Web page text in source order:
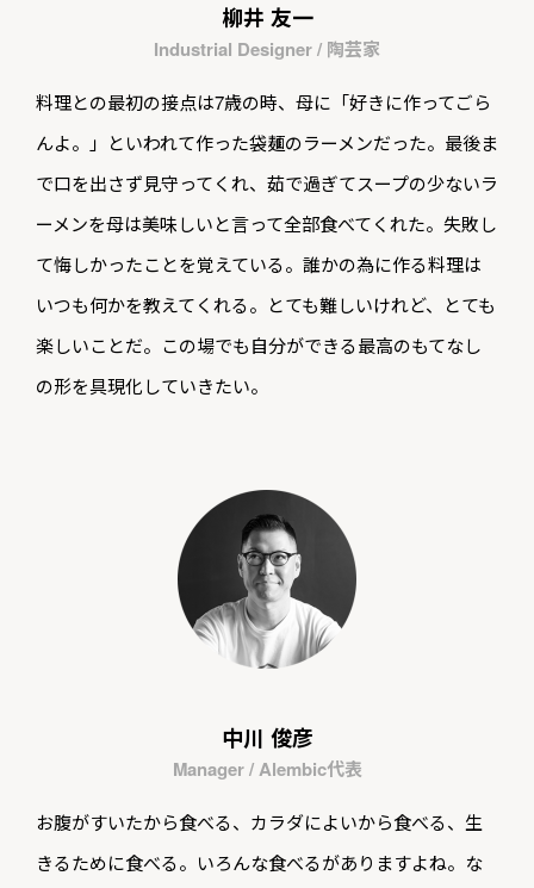
柳井 友一
Industrial Designer / 陶芸家
料理との最初の接点は7歳の時、母に「好きに作ってごら
んよ。」といわれて作った袋麺のラーメンだった。最後ま
で口を出さず見守ってくれ、茹で過ぎてスープの少ないラ
ーメンを母は美味しいと言って全部食べてくれた。失敗し
て悔しかったことを覚えている。誰かの為に作る料理は
いつも何かを教えてくれる。とても難しいけれど、とても
楽しいことだ。この場でも自分ができる最高のもてなし
の形を具現化していきたい。
中川 俊彦
Manager / Alembic代表
お腹がすいたから食べる、カラダによいから食べる、生
きるために食べる。いろんな食べるがありますよね。な